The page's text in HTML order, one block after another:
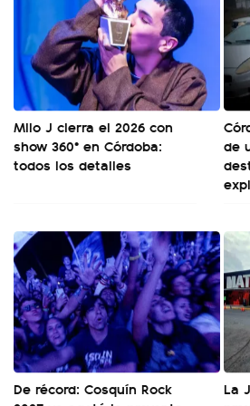
Milo J cierra el 2026 con
show 360° en Córdoba:
todos los detalles
de
De récord: Cosquín Rock
La